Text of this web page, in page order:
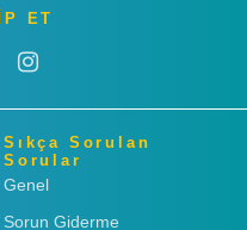
ET
Sıkça Sorulan
Sorular
Genel
Sorun Giderme